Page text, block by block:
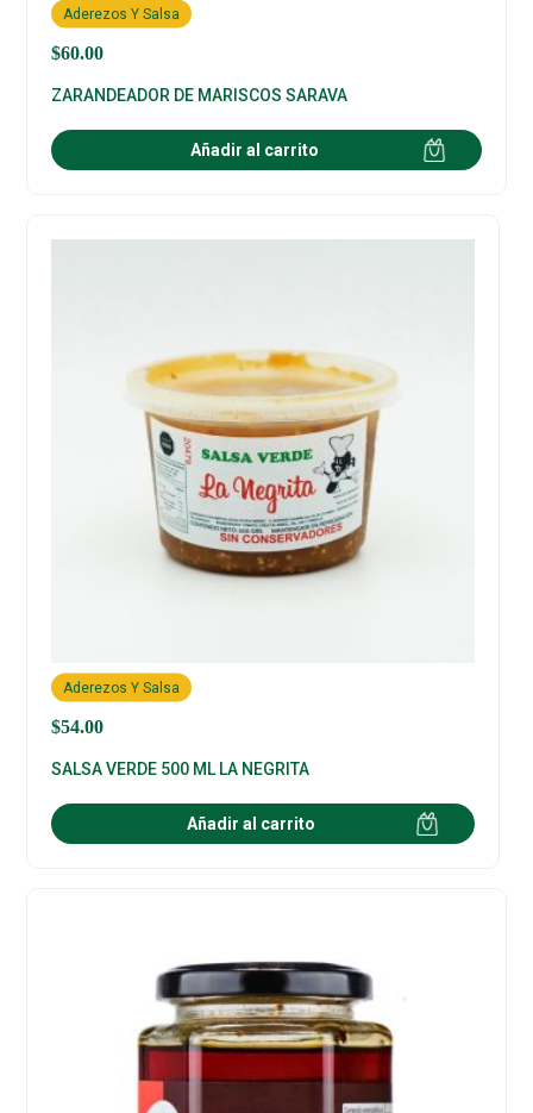
$60.00
Aderezos Y Salsa
ZARANDEADOR DE MARISCOS SARAVA
Añadir al carrito
$54.00
Aderezos Y Salsa
SALSA VERDE 500 ML LA NEGRITA
Añadir al carrito